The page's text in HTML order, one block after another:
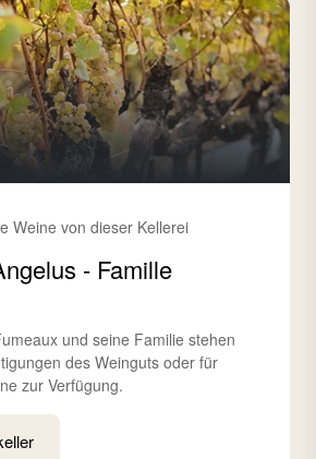
Weine von dieser Kellerei
- Famille
und seine Familie stehen
des Weinguts oder für
zur Verfügung.